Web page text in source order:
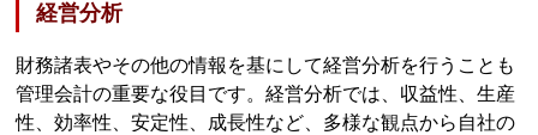
経営分析
財務諸表やその他の情報を基にして経営分析を行うことも
管理会計の重要な役目です。経営分析では、収益性、生産
性、効率性、安定性、成長性など、多様な観点から自社の